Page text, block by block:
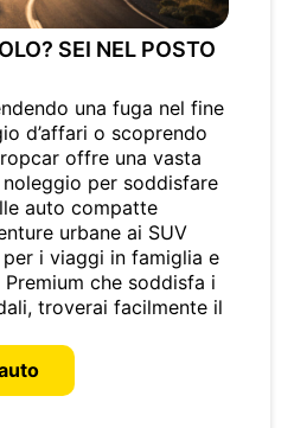
SEI NEL POSTO
una fuga nel fine
d’affari o scoprendo
offre una vasta
per soddisfare
auto compatte
urbane ai SUV
i viaggi in famiglia e
che soddisfa i
troverai facilmente il